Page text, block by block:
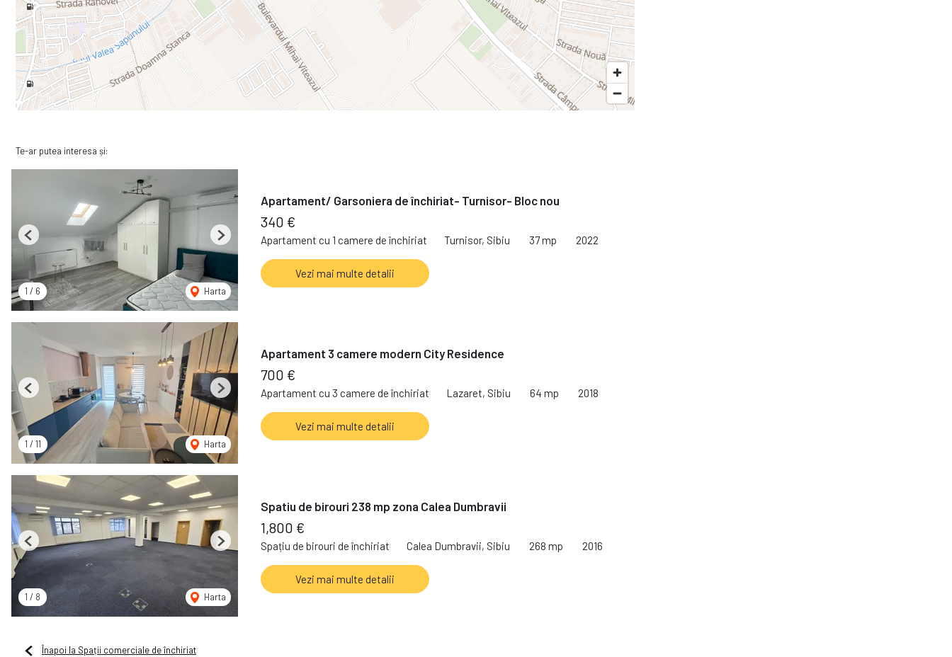
Te-ar putea interesa și:
1 / 6 Harta
Previous Next
Apartament/ Garsoniera de închiriat- Turnisor- Bloc nou
340 €
Apartament cu 1 camere de închiriat Turnisor, Sibiu 37 mp 2022
Vezi mai multe detalii
1 / 11 Harta
Previous Next
Apartament 3 camere modern City Residence
700 €
Apartament cu 3 camere de închiriat Lazaret, Sibiu 64 mp 2018
Vezi mai multe detalii
1 / 8 Harta
Previous Next
Spatiu de birouri 238 mp zona Calea Dumbravii
1,800 €
Spațiu de birouri de închiriat Calea Dumbravii, Sibiu 268 mp 2016
Vezi mai multe detalii
Înapoi la Spații comerciale de închiriat